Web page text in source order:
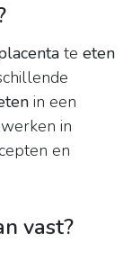
te eten
in een
in
en
vast?